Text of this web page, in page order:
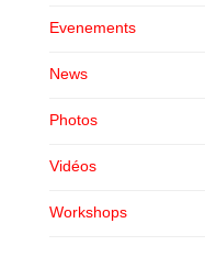
Evenements
News
Photos
Vidéos
Workshops